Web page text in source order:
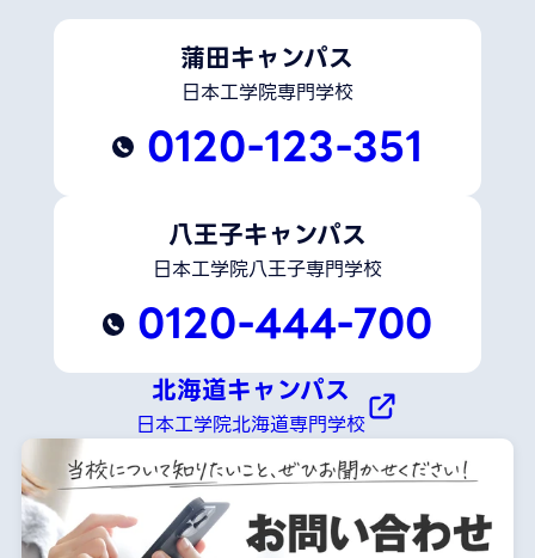
蒲田キャンパス
日本工学院専門学校
0120-123-351
八王子キャンパス
日本工学院八王子専門学校
0120-444-700
北海道キャンパス
日本工学院北海道専門学校